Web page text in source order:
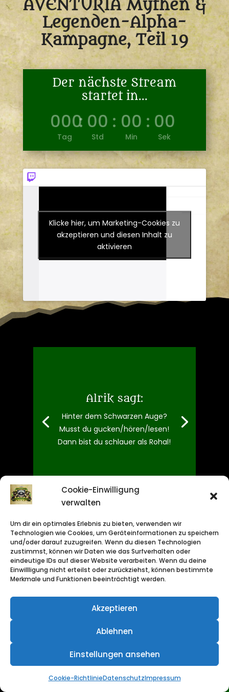
Cookie-Einwilligung
verwalten
Um dir ein optimales Erlebnis zu bieten, verwenden wir
Technologien wie Cookies, um Geräteinformationen zu speichern
und/oder darauf zuzugreifen. Wenn du diesen Technologien
zustimmst, können wir Daten wie das Surfverhalten oder
eindeutige IDs auf dieser Website verarbeiten. Wenn du deine
Einwillligung nicht erteilst oder zurückziehst, können bestimmte
Merkmale und Funktionen beeinträchtigt werden.
Akzeptieren
Ablehnen
Einstellungen ansehen
Cookie-RichtlinieDatenschutzImpressum
Rietholtz’ Schatz –
AVENTURIA Mythen &
Legenden-Alpha-
Kampagne, Teil 19
Der nächste Stream
startet in...
000
Tag
00
Std
00
Min
00
Sek
Klicke hier, um Marketing-Cookies zu
akzeptieren und diesen Inhalt zu
Alrik sagt:
Hinter dem Schwarzen Auge?